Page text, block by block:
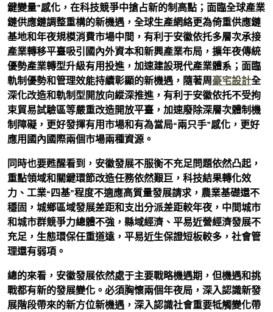
鍵變量”感化，在科技競爭中搶占新的制高點；面臨全球產業
鏈供應鏈調整重構的新機遇，全球生產網絡更為倚重供應鏈
基地和年夜規模消費市場中間，有利于安徽依托多層次承接
產業轉移平臺吸引國內外資本和新興產業布局，擴年夜傳統
優勢產業轉型升級有用投進，加速建設現代產業體系；面臨
軌制優勢和管理效能持續彰顯的新機遇，隨著周 豪宅設計全
深化改造和軌制型開放向縱深推進，有利于安徽依托不受拘
束貿易試驗區等嚴重改造開放平臺，加速廢除深層次體制機
制障礙，更好發揮有用市場和有為當局“兩只手”感化，更好
應用國內國際兩個市場兩種資源。
同時也要甦醒看到，安徽發展不服衡不充足問題依然凸起，
重點領域和關鍵環節改造任務依然艱巨，科技結果轉化效
力、工業“四基”程度不適應高質量發展請求，農業基礎還不
穩固，城鄉區域發展差距和支出分派差距較年夜，中間城市
和城市群競爭力總體不強，縣域經濟、平易近營經濟發展不
充足，生態環保任重道遠，平易近生保證短板較多，社會管
理還有弱項。
總的來看，安徽發展依然處于主要戰略機遇期，但機遇和挑
戰都有新的發展變化。必須胸懷兩個年夜局，深入認識新發
展階段帶來的新方位新機遇，深入認識社會重要牴觸變化帶